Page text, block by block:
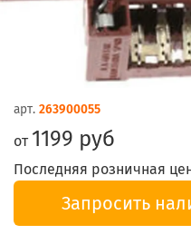
арт. 263900055
от 1199 руб
Последняя розничная
Запросить